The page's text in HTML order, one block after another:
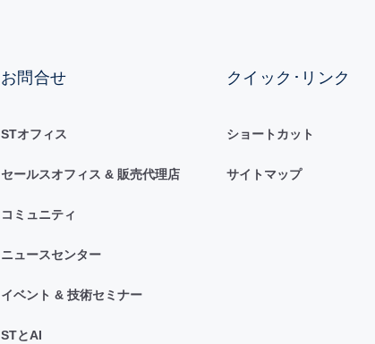
お問合せ
STオフィス
セールスオフィス & 販売代理店
コミュニティ
ニュースセンター
イベント & 技術セミナー
STとAI
クイック･リンク
ショートカット
サイトマップ